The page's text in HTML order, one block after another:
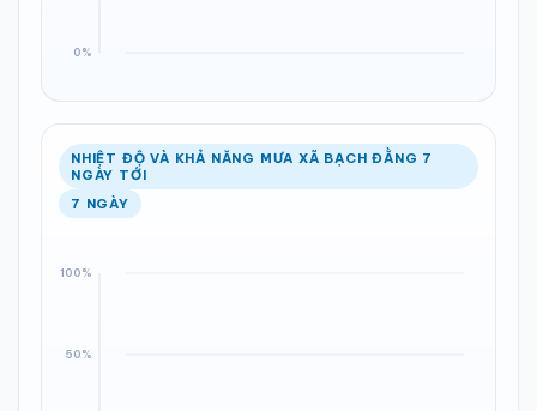
NHIỆT ĐỘ VÀ KHẢ NĂNG MƯA XÃ BẠCH ĐẰNG 7
NGÀY TỚI
7 NGÀY